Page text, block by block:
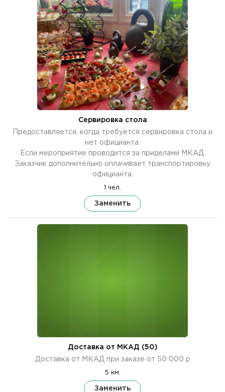
Сервировка стола
Предоставляется, когда требуется сервировка стола и
нет официанта.
Если мероприятие проводится за приделами МКАД.
Заказчик дополнительно оплачивает транспортировку
официанта.
1 чел.
Заменить
Доставка от МКАД (50)
Доставка от МКАД при заказе от 50 000 р
5 км.
Заменить